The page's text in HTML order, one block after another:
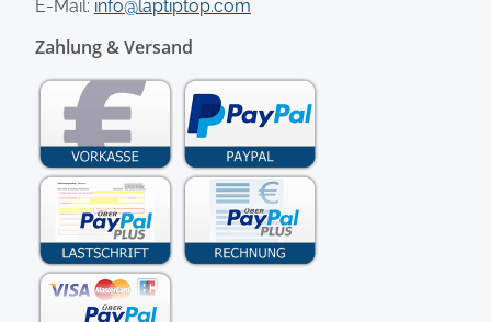
E-Mail: info@laptiptop.com
Zahlung & Versand